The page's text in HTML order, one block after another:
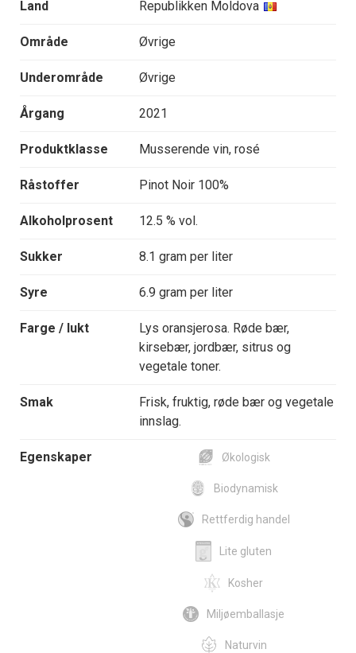
Land Republikken Moldova
Område Øvrige
Underområde Øvrige
Årgang 2021
Produktklasse Musserende vin, rosé
Råstoffer Pinot Noir 100%
Alkoholprosent 12.5 % vol.
Sukker 8.1 gram per liter
Syre 6.9 gram per liter
Farge / lukt
Lys oransjerosa. Røde bær,
kirsebær, jordbær, sitrus og
vegetale toner.
Smak
Frisk, fruktig, røde bær og vegetale
innslag.
Egenskaper Økologisk
Biodynamisk
Rettferdig handel
Lite gluten
Kosher
Miljøemballasje
Naturvin